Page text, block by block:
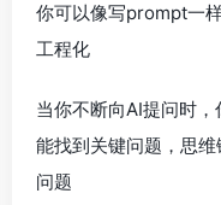
你可以像写prompt一
工程化
当你不断向AI提问时
能找到关键问题，思
问题